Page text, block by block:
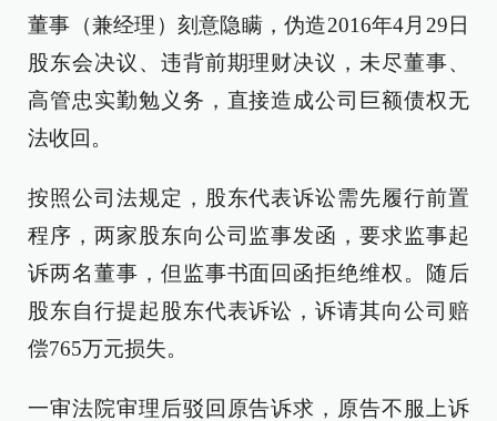
董事（兼经理）刻意隐瞒，伪造2016年4月29日
股东会决议、违背前期理财决议，未尽董事、
高管忠实勤勉义务，直接造成公司巨额债权无
法收回。
按照公司法规定，股东代表诉讼需先履行前置
程序，两家股东向公司监事发函，要求监事起
诉两名董事，但监事书面回函拒绝维权。随后
股东自行提起股东代表诉讼，诉请其向公司赔
偿765万元损失。
一审法院审理后驳回原告诉求，原告不服上诉